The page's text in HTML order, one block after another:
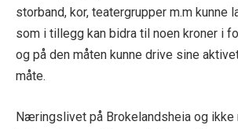
storband, kor, teatergrupper m.m kunne
som i tillegg kan bidra til noen kroner i
og på den måten kunne drive sine
måte.
Næringslivet på Brokelandsheia og